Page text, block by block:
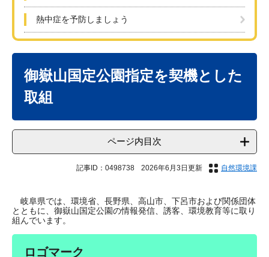
熱中症を予防しましょう
御嶽山国定公園指定を契機とした
取組
ページ内目次
記事ID：0498738 2026年6月3日更新 自然環境課
岐阜県では、環境省、長野県、高山市、下呂市および関係団体
とともに、御嶽山国定公園の情報発信、誘客、環境教育等に取り
組んでいます。
ロゴマーク